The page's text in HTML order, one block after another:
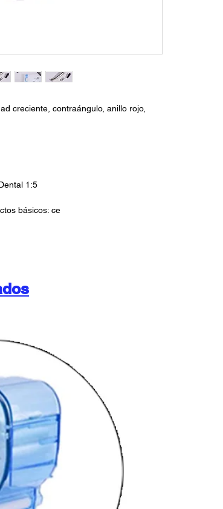
creciente, contraángulo, anillo rojo,
1:5
básicos: ce